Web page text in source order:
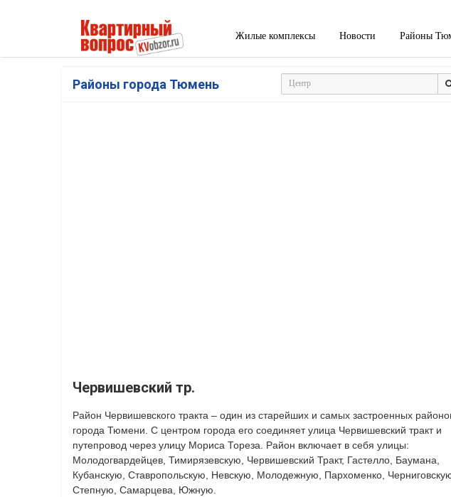
Жилые комплексы Новости Районы
Районы города Тюмень
Червишевский тр.
Район Червишевского тракта – один из старейших и самых застроенных
города Тюмени. С центром города его соединяет улица Червишевский тракт и
путепровод через улицу Мориса Тореза. Район включает в себя улицы:
Молодогвардейцев, Тимирязевскую, Червишевский Тракт, Гастелло, Баумана,
Кубанскую, Ставропольскую, Невскую, Молодежную, Пархоменко,
Степную, Самарцева, Южную.